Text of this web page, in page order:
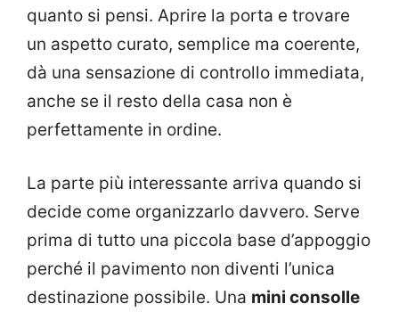
quanto si pensi. Aprire la porta e trovare
un aspetto curato, semplice ma coerente,
dà una sensazione di controllo immediata,
anche se il resto della casa non è
perfettamente in ordine.
La parte più interessante arriva quando si
decide come organizzarlo davvero. Serve
prima di tutto una piccola base d’appoggio
perché il pavimento non diventi l’unica
destinazione possibile. Una mini consolle